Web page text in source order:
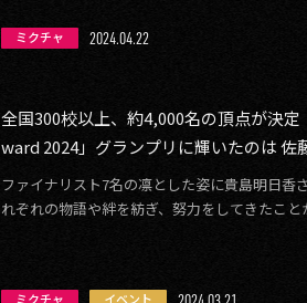
ミクチャ 2024.04.22
全国300校以上、約4,000名の頂点が決
ward 2024」グランプリに輝いたのは 佐
ファイナリスト7名の凛とした姿に貴島明日香
れぞれの物語や絆を紡ぎ、努力をしてきたこと